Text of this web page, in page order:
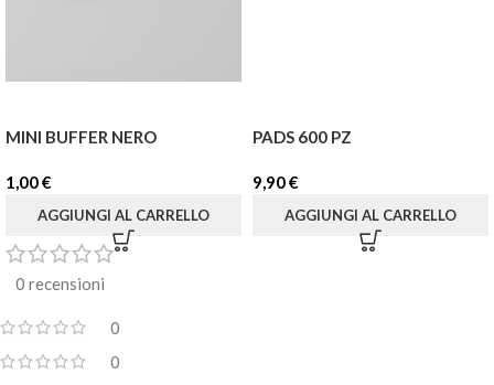
MINI BUFFER NERO
1,00€
AGGIUNGI AL CARRELLO
PADS 600 PZ
9,90€
AGGIUNGI AL CARRELLO
0 recensioni
0
0